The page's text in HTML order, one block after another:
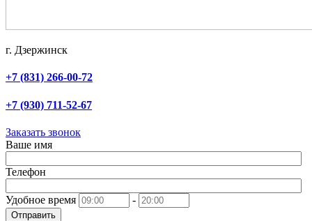
г. Дзержинск
+7 (831) 266-00-72
+7 (930) 711-52-67
Заказать звонок
Ваше имя
Телефон
Удобное время -
Отправить